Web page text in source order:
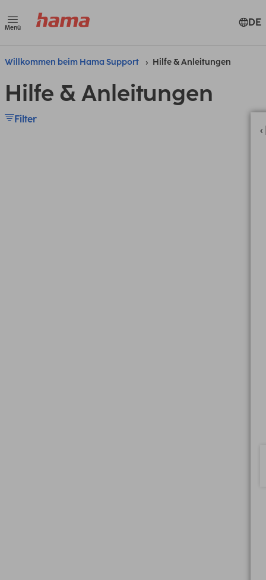
Menü DE
Willkommen beim Hama Support Hilfe & Anleitungen
Hilfe & Anleitungen
Filter